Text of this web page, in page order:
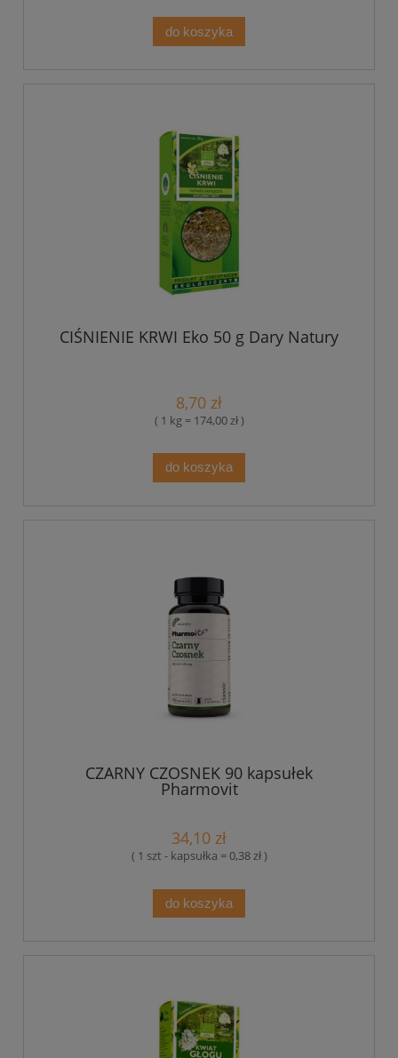
do koszyka
CIŚNIENIE KRWI Eko 50 g Dary Natury
8,70 zł
( 1 kg = 174,00 zł )
do koszyka
CZARNY CZOSNEK 90 kapsułek
Pharmovit
34,10 zł
( 1 szt - kapsułka = 0,38 zł )
do koszyka